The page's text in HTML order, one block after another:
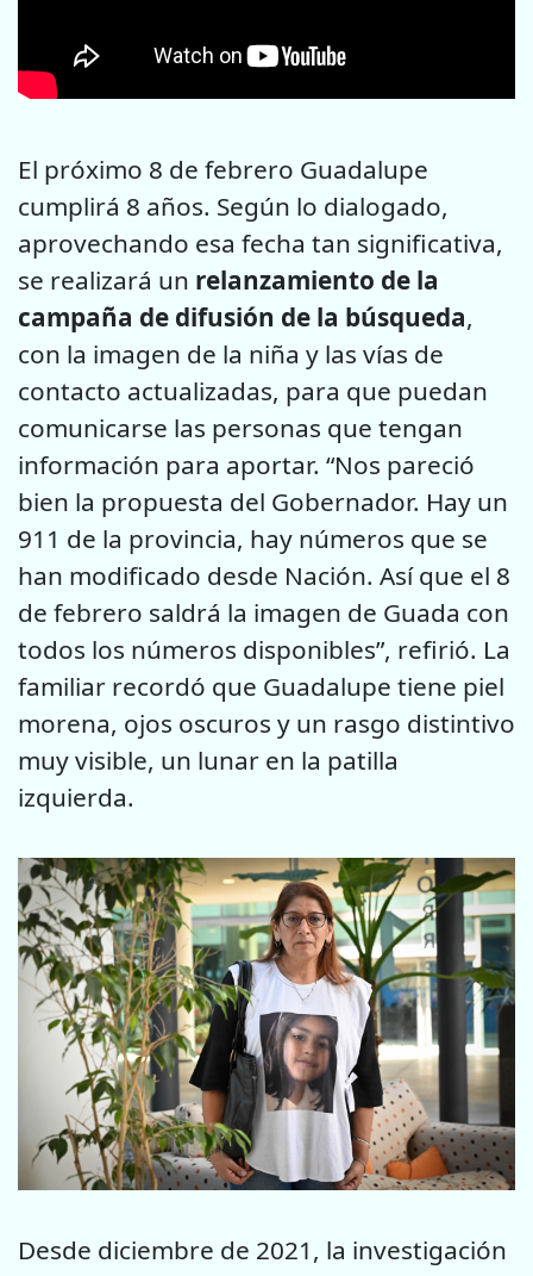
El próximo 8 de febrero Guadalupe
cumplirá 8 años. Según lo dialogado,
aprovechando esa fecha tan significativa,
se realizará un relanzamiento de la
campaña de difusión de la búsqueda,
con la imagen de la niña y las vías de
contacto actualizadas, para que puedan
comunicarse las personas que tengan
información para aportar. “Nos pareció
bien la propuesta del Gobernador. Hay un
911 de la provincia, hay números que se
han modificado desde Nación. Así que el 8
de febrero saldrá la imagen de Guada con
todos los números disponibles”, refirió. La
familiar recordó que Guadalupe tiene piel
morena, ojos oscuros y un rasgo distintivo
muy visible, un lunar en la patilla
izquierda.
Desde diciembre de 2021, la investigación